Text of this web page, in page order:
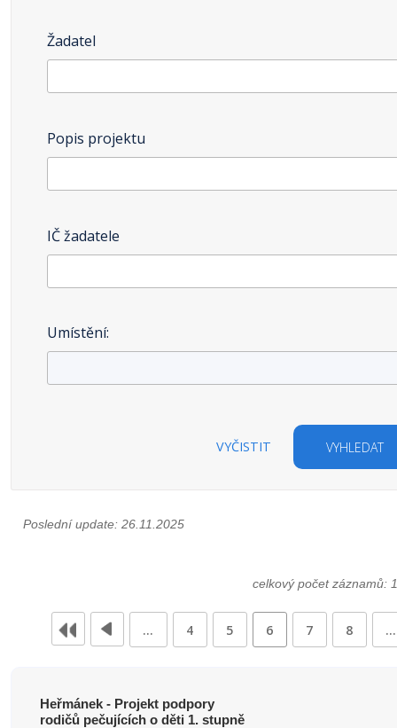
Žadatel
Popis projektu
IČ žadatele
Umístění:
VYČISTIT VYHLEDAT
Poslední update: 26.11.2025
celkový počet záznamů:
… 4 5 6 7 8 …
Heřmánek - Projekt podpory
rodičů pečujících o děti 1. stupně